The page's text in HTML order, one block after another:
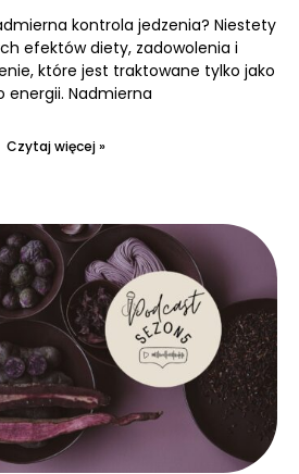
kontrola jedzenia? Niestety
efektów diety, zadowolenia i
które jest traktowane tylko jako
energii. Nadmierna
Czytaj więcej »